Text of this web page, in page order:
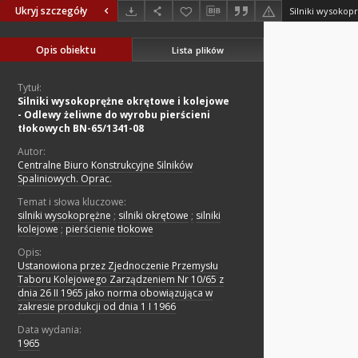
Ukryj szczegóły
Opis obiektu Lista plików
Tytuł:
Silniki wysokoprężne okrętowe i kolejowe
- Odlewy żeliwne do wyrobu pierścieni
tłokowych BN-65/1341-08
Autor:
Centralne Biuro Konstrukcyjne Silników
Spaliniowych. Oprac.
Temat i słowa kluczowe:
silniki wysokoprężne ; silniki okrętowe ; silniki
kolejowe ; pierścienie tłokowe
Opis:
Ustanowiona przez Zjednoczenie Przemysłu
Taboru Kolejowego Zarządzeniem Nr 10/65 z
dnia 26 II 1965 jako norma obowiązująca w
zakresie produkcji od dnia 1 I 1966
Data wydania:
1965